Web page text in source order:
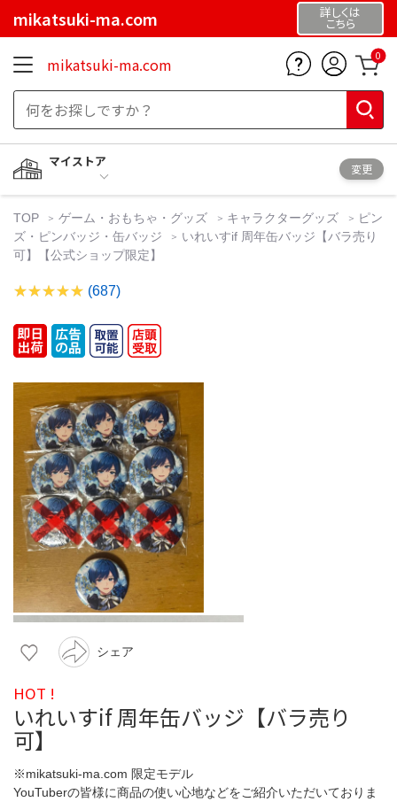
mikatsuki-ma.com 詳しくは
こちら
mikatsuki-ma.com 0
マイストア
変更
TOP ゲーム・おもちゃ・グッズ キャラクターグッズ
ピン
ズ・ピンバッジ・缶バッジ
いれいすif 周年缶バッジ【バラ売り
可】【公式ショップ限定】
(687)
シェア
HOT !
いれいすif 周年缶バッジ【バラ売り
可】
※mikatsuki-ma.com 限定モデル
YouTuberの皆様に商品の使い心地などをご紹介いただいておりま